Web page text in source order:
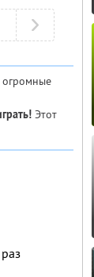
Этот